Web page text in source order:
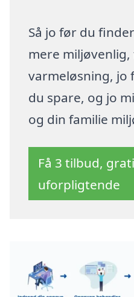
Så jo før du
mere
varmeløsning, jo
du spare, og jo
og din familie
Få 3 tilbud,
uforpligtende